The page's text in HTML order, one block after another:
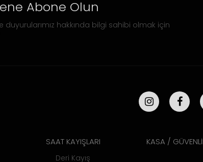
Abone Olun
duyurularımız hakkında bilgi sahibi olmak için
SAAT KAYIŞLARI
Deri Kayış
KASA /